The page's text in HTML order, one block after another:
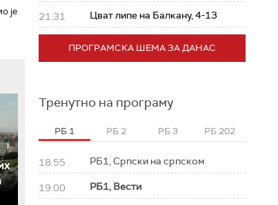
је
21:31 Цват липе на Балкану, 4-13
ПРОГРАМСКА ШЕМА ЗА ДАНАС
Тренутно на програму
РБ 1 РБ 2 РБ 3 РБ 202
18:55 РБ1, Српски на српском
19:00 РБ1, Вести